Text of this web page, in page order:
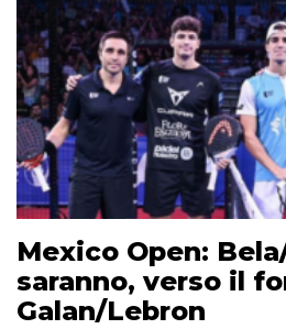
Mexico Open:
saranno, verso il
Galan/Lebron